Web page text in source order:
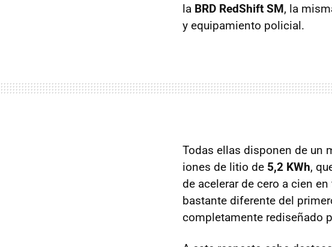
la BRD RedShift SM, la
y equipamiento policial.
Todas ellas disponen de un
iones de litio de 5,2 KWh,
de acelerar de cero a cien
bastante diferente del
completamente rediseñado